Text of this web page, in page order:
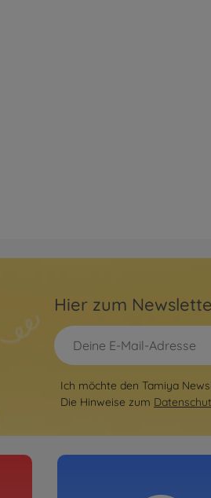
Hier zum
Ich möchte den Tamiya
Die Hinweise zum